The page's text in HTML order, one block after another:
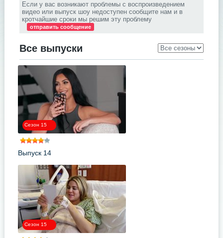
Если у вас возникают проблемы с воспроизведением
видео или выпуск шоу недоступен сообщите нам и в
кротчайшие сроки мы решим эту проблему
отправить сообщение
Все выпуски
Сезон 15
Выпуск 14
Сезон 15